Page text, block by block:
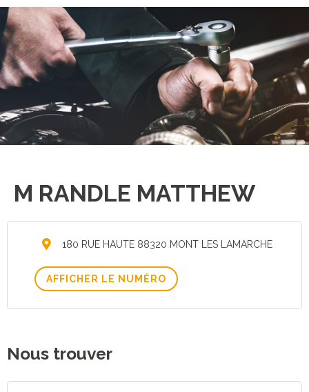
M RANDLE MATTHEW
180 RUE HAUTE 88320 MONT LES LAMARCHE
AFFICHER LE NUMÉRO
Nous trouver